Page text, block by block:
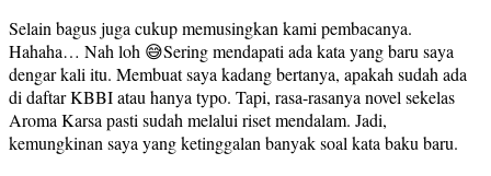
Selain bagus juga cukup memusingkan kami pembacanya.
Hahaha… Nah loh 😅Sering mendapati ada kata yang baru saya
dengar kali itu. Membuat saya kadang bertanya, apakah sudah ada
di daftar KBBI atau hanya typo. Tapi, rasa-rasanya novel sekelas
Aroma Karsa pasti sudah melalui riset mendalam. Jadi,
kemungkinan saya yang ketinggalan banyak soal kata baku baru.